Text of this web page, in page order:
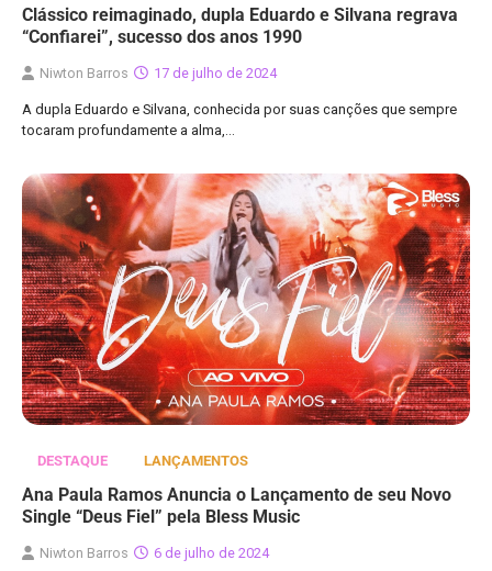
Clássico reimaginado, dupla Eduardo e Silvana regrava
“Confiarei”, sucesso dos anos 1990
Niwton Barros 17 de julho de 2024
A dupla Eduardo e Silvana, conhecida por suas canções que sempre
tocaram profundamente a alma,…
DESTAQUE LANÇAMENTOS
Ana Paula Ramos Anuncia o Lançamento de seu Novo
Single “Deus Fiel” pela Bless Music
Niwton Barros 6 de julho de 2024